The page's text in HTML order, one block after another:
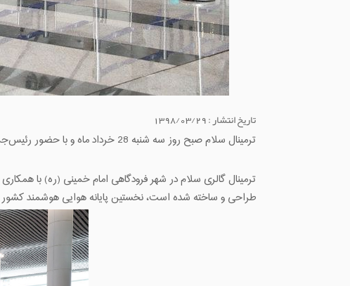
تاریخ انتشار : 1398/03/29
ترمینال سلام صبح روز سه شنبه 28 خرداد ماه و با حضور رئیس‌جمهور و وزیر راه و شهرسازی با ظرفیت 5 میلیون مسافر در فرودگاه امام خمینی (ره) افتتاح شد.
ترمینال گالری سلام در شهر فرودگاهی امام خمینی (ره)‌ با
طراحی و ساخته شده است، ‌نخستین پایانه هوایی هوشمند